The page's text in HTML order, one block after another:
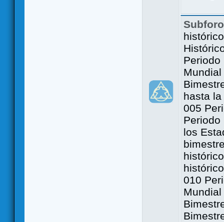
Periodo
hasta
005
Periodo
los
010